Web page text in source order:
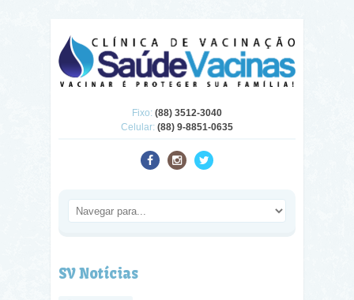
Fixo: (88) 3512-3040
Celular: (88) 9-8851-0635
SV Notícias